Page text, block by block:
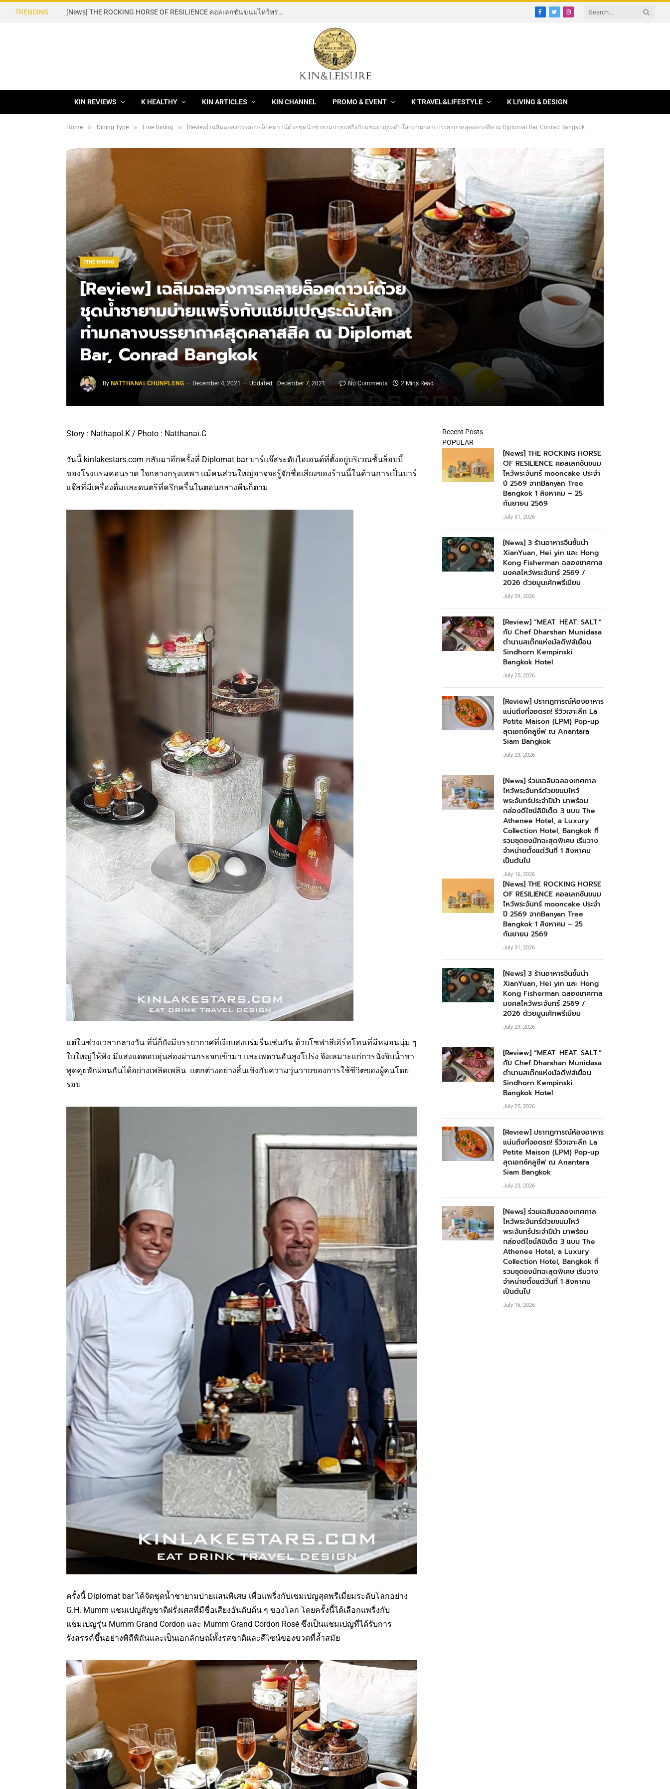
TRENDING [News] THE ROCKING HORSE OF RESILIENCE คอลเลกชันขนมไหว้พระจันทร์ mooncake ประจำปี 2569 จากBanyan Tree Bangkok 1 สิงหาคม – 25 กันยายน 2569
Facebook
TwitterInstagram
KIN REVIEWS K HEALTHY KIN ARTICLES KIN CHANNEL PROMO & EVENT K TRAVEL&LIFESTYLE K LIVING & DESIGN
Home » Dining Type » Fine Dining » [Review] เฉลิมฉลองการคลายล็อคดาวน์ด้วยชุดน้ำชายามบ่ายแพริ่งกับแชมเปญระดับโลกท่ามกลางบรรยากาศสุดคลาสสิค ณ Diplomat Bar, Conrad Bangkok
FINE DINING
[Review] เฉลิมฉลองการคลายล็อคดาวน์ด้วย
ชุดน้ำชายามบ่ายแพริ่งกับแชมเปญระดับโลก
ท่ามกลางบรรยากาศสุดคลาสสิค ณ Diplomat
Bar, Conrad Bangkok
By NATTHANAI CHUNPLENG December 4, 2021 Updated: December 7, 2021 No Comments 2 Mins Read
Story : Nathapol.K / Photo : Natthanai.C
วันนี้ kinlakestars.com กลับมาอีกครั้งที่ Diplomat bar บาร์แจ๊สระดับไฮเอนด์ที่ตั้งอยู่บริเวณชั้นล็อบบี้
ของโรงแรมคอนราด ใจกลางกรุงเทพฯ แม้คนส่วนใหญ่อาจจะรู้จักชื่อเสียงของร้านนี้ในด้านการเป็นบาร์
แจ๊สที่มีเครื่องดื่มและดนตรีที่ครึกครื้นในตอนกลางคืนก็ตาม
แต่ในช่วงเวลากลางวัน ที่นี่ก็ยังมีบรรยากาศที่เงียบสงบร่มรื่นเช่นกัน ด้วยโซฟาสีเอิร์ทโทนที่มีหมอนนุ่ม ๆ
ใบใหญ่ให้พิง มีแสงแดดอบอุ่นส่องผ่านกระจกเข้ามา และเพดานอันสูงโปร่ง จึงเหมาะแก่การนั่งจิบน้ำชา
พูดคุยพักผ่อนกันได้อย่างเพลิดเพลิน แตกต่างอย่างสิ้นเชิงกับความวุ่นวายของการใช้ชีวิตของผู้คนโดย
รอบ
ครั้งนี้ Diplomat bar ได้จัดชุดน้ำชายามบ่ายแสนพิเศษ เพื่อแพริ่งกับเชมเปญสุดพรีเมี่ยมระดับโลกอย่าง
G.H. Mumm แชมเปญสัญชาติฝรั่งเศสที่มีชื่อเสียงอันดับต้น ๆ ของโลก โดยครั้งนี้ได้เลือกแพริ่งกับ
แชมเปญรุ่น Mumm Grand Cordon และ Mumm Grand Cordon Rosé ซึ่งเป็นแชมเปญที่ได้รับการ
รังสรรค์ขึ้นอย่างพิถีพิถันและเป็นเอกลักษณ์ทั้งรสชาติและดีไซน์ของขวดที่ล้ำสมัย
Recent Posts
POPULAR
[News] THE ROCKING HORSE
OF RESILIENCE คอลเลกชันขนม
ไหว้พระจันทร์ mooncake ประจำ
ปี 2569 จากBanyan Tree
Bangkok 1 สิงหาคม – 25
กันยายน 2569
July 31, 2026
[News] 3 ร้านอาหารจีนชั้นนำ
XianYuan, Hei yin และ Hong
Kong Fisherman ฉลองเทศกาล
มงคลไหว้พระจันทร์ 2569 /
2026 ด้วยมูนเค้กพรีเมียม
July 29, 2026
[Review] “MEAT. HEAT. SALT.”
กับ Chef Dharshan Munidasa
ตำนานสเต๊กแห่งมัลดีฟส์เยือน
Sindhorn Kempinski
Bangkok Hotel
July 25, 2026
[Review] ปรากฏการณ์ห้องอาหาร
แน่นถึงที่จอดรถ! รีวิวเจาะลึก La
Petite Maison (LPM) Pop-up
สุดเอกซ์คลูซีฟ ณ Anantara
Siam Bangkok
July 23, 2026
[News] ร่วมเฉลิมฉลองเทศกาล
ไหว้พระจันทร์ด้วยขนมไหว้
พระจันทร์ประจำปีม้า มาพร้อม
กล่องดีไซน์ลิมิเต็ด 3 แบบ The
Athenee Hotel, a Luxury
Collection Hotel, Bangkok ที่
รวมชุดชงมัทฉะสุดพิเศษ เริ่มวาง
จำหน่ายตั้งแต่วันที่ 1 สิงหาคม
เป็นต้นไป
July 16, 2026
[News] THE ROCKING HORSE
OF RESILIENCE คอลเลกชันขนม
ไหว้พระจันทร์ mooncake ประจำ
ปี 2569 จากBanyan Tree
Bangkok 1 สิงหาคม – 25
กันยายน 2569
July 31, 2026
[News] 3 ร้านอาหารจีนชั้นนำ
XianYuan, Hei yin และ Hong
Kong Fisherman ฉลองเทศกาล
มงคลไหว้พระจันทร์ 2569 /
2026 ด้วยมูนเค้กพรีเมียม
July 29, 2026
[Review] “MEAT. HEAT. SALT.”
กับ Chef Dharshan Munidasa
ตำนานสเต๊กแห่งมัลดีฟส์เยือน
Sindhorn Kempinski
Bangkok Hotel
July 25, 2026
[Review] ปรากฏการณ์ห้องอาหาร
แน่นถึงที่จอดรถ! รีวิวเจาะลึก La
Petite Maison (LPM) Pop-up
สุดเอกซ์คลูซีฟ ณ Anantara
Siam Bangkok
July 23, 2026
[News] ร่วมเฉลิมฉลองเทศกาล
ไหว้พระจันทร์ด้วยขนมไหว้
พระจันทร์ประจำปีม้า มาพร้อม
กล่องดีไซน์ลิมิเต็ด 3 แบบ The
Athenee Hotel, a Luxury
Collection Hotel, Bangkok ที่
รวมชุดชงมัทฉะสุดพิเศษ เริ่มวาง
จำหน่ายตั้งแต่วันที่ 1 สิงหาคม
เป็นต้นไป
July 16, 2026